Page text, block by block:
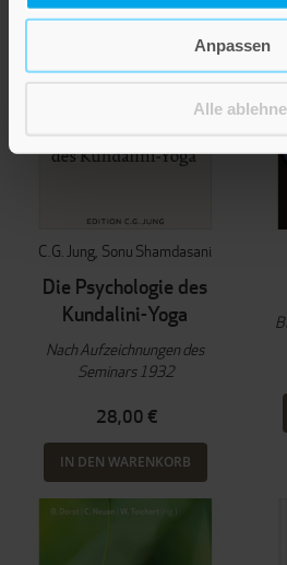
Anpassen
Alle
C.G. Jung Sonu Shamdasani
Die Psychologie des
Kundalini-Yoga
Nach Aufzeichnungen des
Seminars 1932
28,00 €
IN DEN WARENKORB